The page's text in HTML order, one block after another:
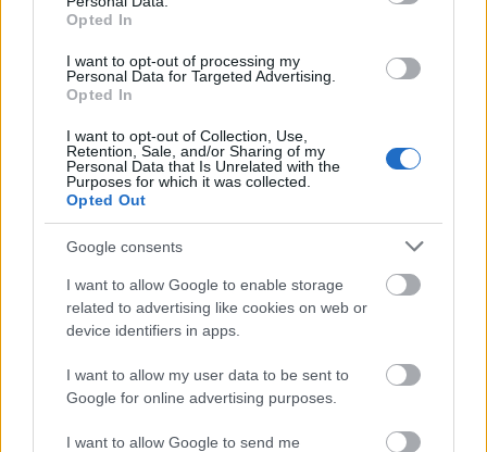
Opted In
I want to opt-out of processing my
Personal Data for Targeted Advertising.
Opted In
I want to opt-out of Collection, Use,
Retention, Sale, and/or Sharing of my
Personal Data that Is Unrelated with the
Purposes for which it was collected.
Opted Out
Google consents
I want to allow Google to enable storage
related to advertising like cookies on web or
device identifiers in apps.
I want to allow my user data to be sent to
Google for online advertising purposes.
I want to allow Google to send me
Huszti Kata nyerte az első Exatlon
2019. április 22.
"Hogy szoktuk mondani itt, az Exatlonban? A vége
örökbecsű mondattal gazdagította életművét Palik ...